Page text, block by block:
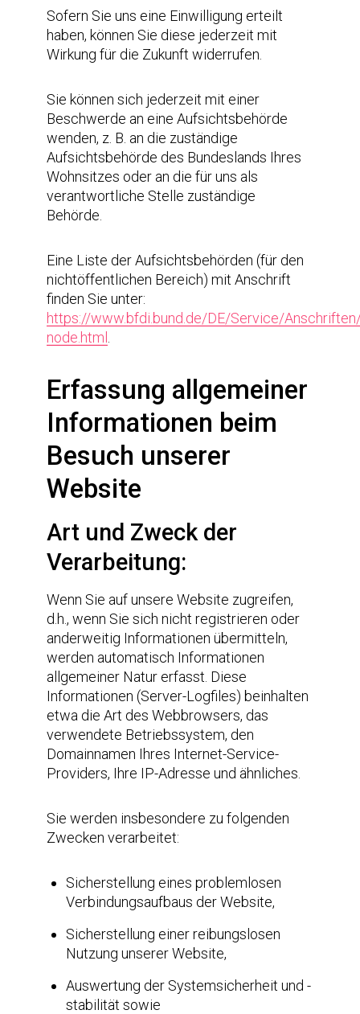
Sofern Sie uns eine Einwilligung erteilt
haben, können Sie diese jederzeit mit
Wirkung für die Zukunft widerrufen.
Sie können sich jederzeit mit einer
Beschwerde an eine Aufsichtsbehörde
wenden, z. B. an die zuständige
Aufsichtsbehörde des Bundeslands Ihres
Wohnsitzes oder an die für uns als
verantwortliche Stelle zuständige
Behörde.
Eine Liste der Aufsichtsbehörden (für den
nichtöffentlichen Bereich) mit Anschrift
finden Sie unter:
https://www.bfdi.bund.de/DE/Service/
node.html
Erfassung allgemeiner
Informationen beim
Besuch unserer
Website
Art und Zweck der
Verarbeitung:
Wenn Sie auf unsere Website zugreifen,
d.h., wenn Sie sich nicht registrieren oder
anderweitig Informationen übermitteln,
werden automatisch Informationen
allgemeiner Natur erfasst. Diese
Informationen (Server-Logfiles) beinhalten
etwa die Art des Webbrowsers, das
verwendete Betriebssystem, den
Domainnamen Ihres Internet-Service-
Providers, Ihre IP-Adresse und ähnliches.
Sie werden insbesondere zu folgenden
Zwecken verarbeitet:
Sicherstellung eines problemlosen
Verbindungsaufbaus der Website,
Sicherstellung einer reibungslosen
Nutzung unserer Website,
Auswertung der Systemsicherheit und -
stabilität sowie